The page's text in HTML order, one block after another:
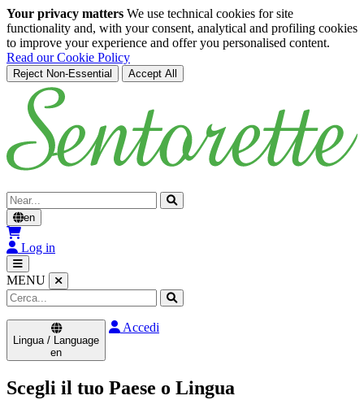
Your privacy matters We use technical cookies for site
functionality and, with your consent, analytical and profiling cookies
to improve your experience and offer you personalised content.
Read our Cookie Policy
Reject Non-Essential Accept All
Skip to main content
Cerca
en
Log in
MENU
Lingua / Language
en
Accedi
Scegli il tuo Paese o Lingua